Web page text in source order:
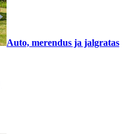
Auto, merendus ja jalgratas